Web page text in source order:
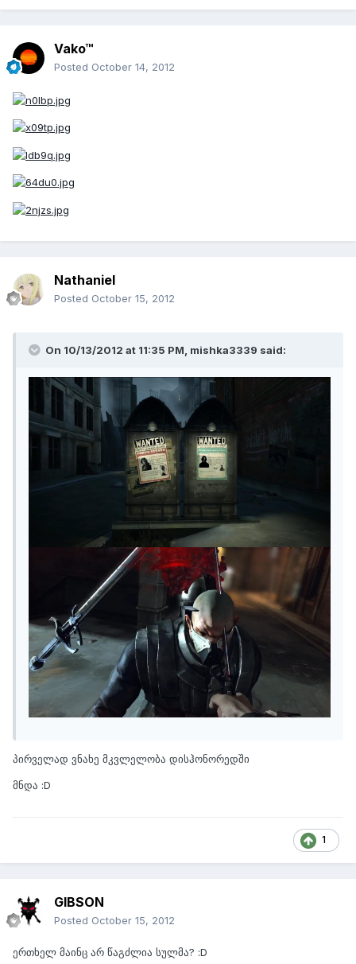
Vako™
Posted October 14, 2012
Nathaniel
Posted October 15, 2012
On 10/13/2012 at 11:35 PM, mishka3339 said:
პირველად ვნახე მკვლელობა დისჰონორედში
მნდა :D
1
GIBSON
Posted October 15, 2012
ერთხელ მაინც არ წაგძლია სულმა? :D